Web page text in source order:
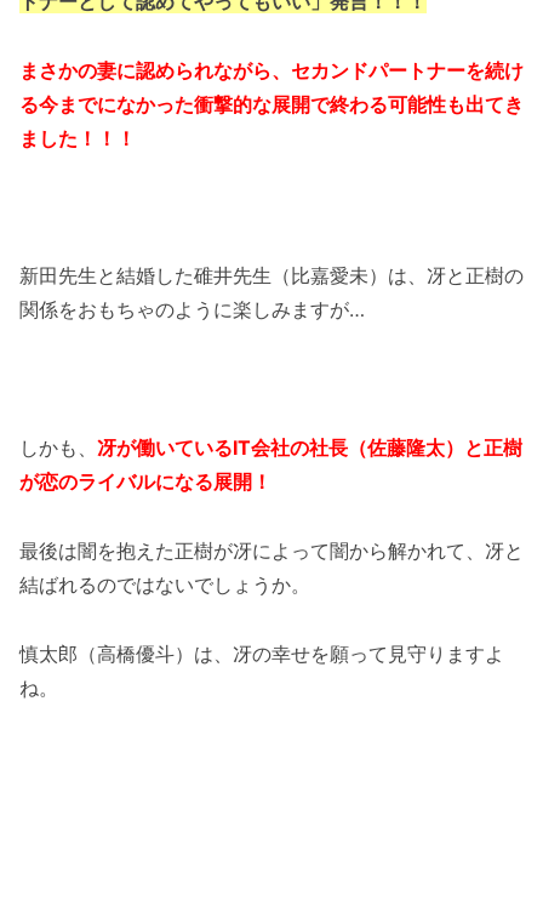
まさかの妻に認められながら、セカンドパートナーを続け
る今までになかった衝撃的な展開で終わる可能性も出てき
ました！！！
新田先生と結婚した碓井先生（比嘉愛未）は、冴と正樹の
関係をおもちゃのように楽しみますが…
しかも、 冴が働いているIT会社の社長（佐藤隆太）と正樹
が恋のライバルになる展開！
最後は闇を抱えた正樹が冴によって闇から解かれて、冴と
結ばれるのではないでしょうか。
慎太郎（高橋優斗）は、冴の幸せを願って見守りますよ
ね。